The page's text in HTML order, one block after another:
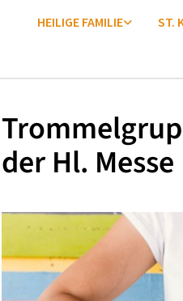
HEILIGE FAMILIE ST.
der Hl. Messe